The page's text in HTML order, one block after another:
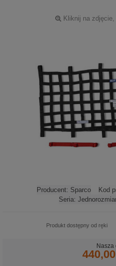
Kliknij na
Producent: Sparco Kod
Seria:
Produkt dostępny od ręki
Nasza
440,00